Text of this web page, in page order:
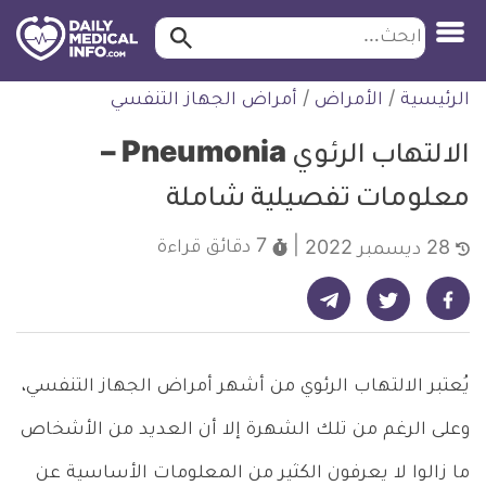
التخطي
للمحتوى
طبية
ابحث ابحث…
الرئيسية / الأمراض / أمراض الجهاز التنفسي
الالتهاب الرئوي Pneumonia –
معلومات تفصيلية شاملة
7 دقائق قراءة
شارك على فيسبوك - ديلي ميديكال انفو شارك على تويتر - ديلي ميديكال انفو شارك على تيليجرام - ديلي ميديكال انفو
يُعتبر الالتهاب الرئوي من أشهر أمراض الجهاز التنفسي،
وعلى الرغم من تلك الشهرة إلا أن العديد من الأشخاص
ما زالوا لا يعرفون الكثير من المعلومات الأساسية عن